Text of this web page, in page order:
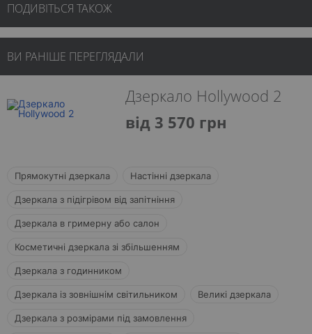
ПОДИВІТЬСЯ ТАКОЖ
ВИ РАНІШЕ ПЕРЕГЛЯДАЛИ
Дзеркало Hollywood 2
від 3 570 грн
Прямокутні дзеркала Настінні дзеркала
Дзеркала з підігрівом від запітніння
Дзеркала в гримерну або салон
Косметичні дзеркала зі збільшенням
Дзеркала з годинником
Дзеркала із зовнішнім світильником Великі дзеркала
Дзеркала з розмірами під замовлення